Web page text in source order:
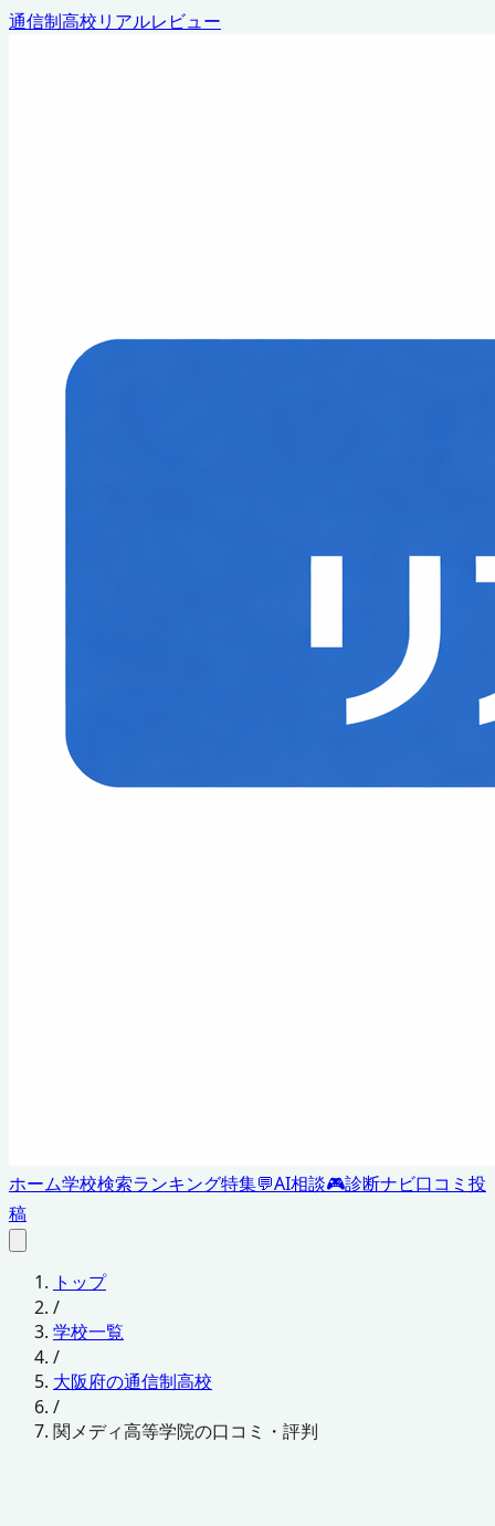
通信制高校リアルレビュー
ホーム学校検索ランキング特集💬AI相談🎮診断ナビ口コミ投
稿
トップ
/
学校一覧
/
大阪府の通信制高校
/
関メディ高等学院の口コミ・評判